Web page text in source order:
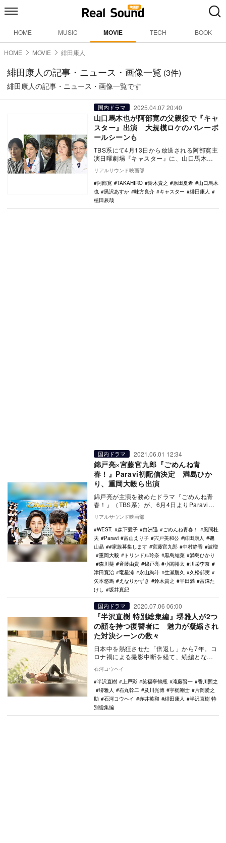
HOME MUSIC MOVIE TECH BOOK
HOME MOVIE 緋田康人
緋田康人の記事・ニュース・画像一覧 (3件)
緋田康人の記事・ニュース・画像一覧です
国内ドラマ 2025.04.07 20:40
山口馬木也が阿部寛の父親役で『キャ
スター』出演 大規模ロケのバレーボ
ールシーンも
TBS系にて4月13日から放送される阿部寛主
演日曜劇場『キャスター』に、山口馬木
也、TAKAHIRO、黒沢あすか、緋田康人、
原田…
リアルサウンド映画部
阿部寛
TAKAHIRO 鈴木貴之 原田夏希
山口馬木
也
黒沢あすか 味方良介 キャスター
緋田康人
植田辰哉
国内ドラマ 2021.06.01 12:34
錦戸亮×宮藤官九郎『ごめんね青
春！』Paravi初配信決定 満島ひか
り、重岡大毅ら出演
錦戸亮が主演を務めたドラマ『ごめんね青
春！』（TBS系）が、6月4日よりParaviで
初配信されることが決定した。 本作は、
…
リアルサウンド映画部
WEST.
森下愛子 白洲迅 ごめんね青春！
風間杜
夫
Paravi 富山えり子 宍戸美和公 緋田康人
磯
山晶
#家族募集します 宮藤官九郎 中村静香
波瑠
重岡大毅
トリンドル玲奈 黒島結菜
満島ひかり
森川葵
斉藤由貴 錦戸亮 小関裕太
川栄李奈
津田寛治
竜星涼 永山絢斗 生瀬勝久
久松郁実
矢本悠馬
えなりかずき 鈴木貴之 平田満
富澤た
けし
坂井真紀
国内ドラマ 2020.07.06 06:00
『半沢直樹 特別総集編』堺雅人が2つ
の顔を持つ復讐者に 魅力が凝縮され
た対決シーンの数々
日本中を熱狂させた「倍返し」から7年。コ
ロナ禍による撮影中断を経て、続編となる
～）が…
石河コウヘイ
半沢直樹
上戸彩 笑福亭鶴瓶 滝藤賢一
香川照之
堺雅人
石丸幹二 及川光博 宇梶剛士
片岡愛之
助
石河コウヘイ 赤井英和 緋田康人
半沢直樹 特
別総集編